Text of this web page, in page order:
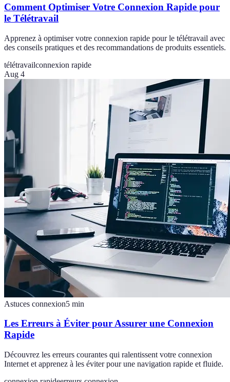
Comment Optimiser Votre Connexion Rapide pour
le Télétravail
Apprenez à optimiser votre connexion rapide pour le télétravail avec
des conseils pratiques et des recommandations de produits essentiels.
télétravailconnexion rapide
Aug 4
Astuces connexion5 min
Les Erreurs à Éviter pour Assurer une Connexion
Rapide
Découvrez les erreurs courantes qui ralentissent votre connexion
Internet et apprenez à les éviter pour une navigation rapide et fluide.